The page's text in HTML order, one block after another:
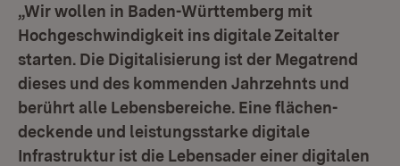
„Wir wollen in Baden-Württemberg mit
Hochgeschwindigkeit ins digitale Zeitalter
starten. Die Digitalisierung ist der Megatrend
dieses und des kommenden Jahrzehnts und
berührt alle Lebensbereiche. Eine flächen-
deckende und leistungsstarke digitale
Infrastruktur ist die Lebensader einer digitalen